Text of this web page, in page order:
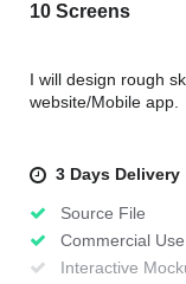
10 Screens
I will design rough
website/Mobile app.
3 Days Delivery
Source File
Commercial Use
Interactive